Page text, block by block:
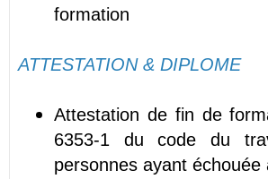
formation
ATTESTATION & DIPLOME
Attestation de fin de
6353-1 du code du
personnes ayant échouée